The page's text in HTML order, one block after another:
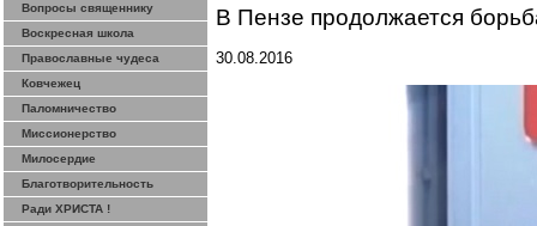
Вопросы священнику
Воскресная школа
Православные чудеса
Ковчежец
Паломничество
Миссионерство
Милосердие
Благотворительность
Ради ХРИСТА !
В Пензе продолжается
30.08.2016